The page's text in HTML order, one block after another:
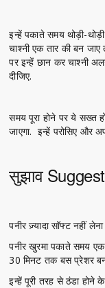
इन्हें पकाते समय थोड़ी-
चाश्नी एक तार की बन
पर इन्हें छान कर चाश्नी
दीजिए.
समय पूरा होने पर ये सख्त
जाएगा. इन्हें परोसिए और
सुझाव
पनीर ज़्यादा सॉफ्ट नहीं
पनीर खुरमा पकाते समय
30 मिनट तक बस प्रेशर
इन्हें पूरी तरह से ठंडा होने